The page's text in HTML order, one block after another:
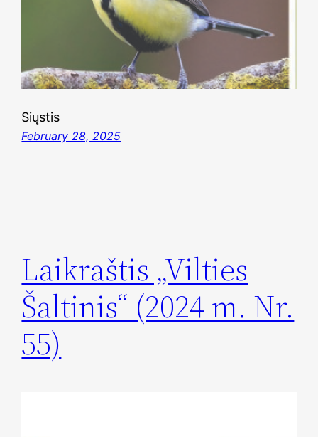
Siųstis
February 28, 2025
Laikraštis „Vilties
Šaltinis“ (2024 m. Nr.
55)